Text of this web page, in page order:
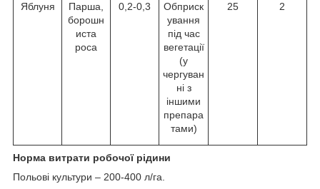
Яблуня
Парша,
борошн
иста
роса
0,2-0,3
Обприск
ування
під час
вегетації
(у
чергуван
ні з
іншими
препара
тами)
25 2
Норма витрати робочої рідини
Польові культури – 200-400 л/га.